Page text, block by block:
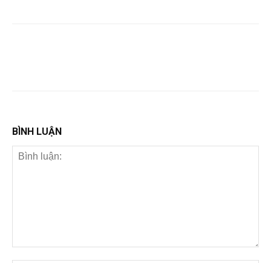
BÌNH LUẬN